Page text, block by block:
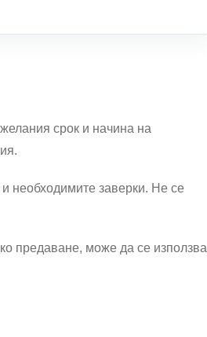
срок и начина на
необходимите заверки. Не се
предаване, може да се използва